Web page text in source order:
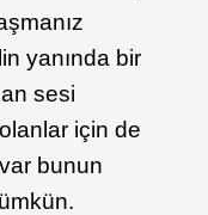
yanında bir
sesi
için de
bunun